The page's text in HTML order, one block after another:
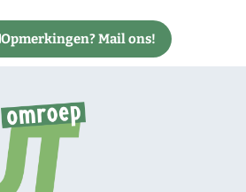
Opmerkingen? Mail ons!